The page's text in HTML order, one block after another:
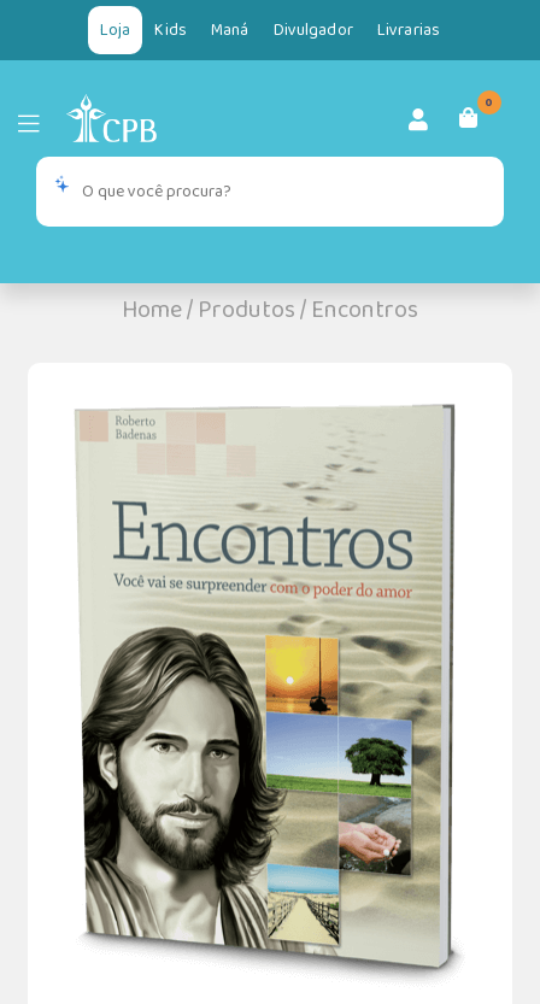
Loja Kids Maná Divulgador Livrarias
0
Home/Produtos/Encontros